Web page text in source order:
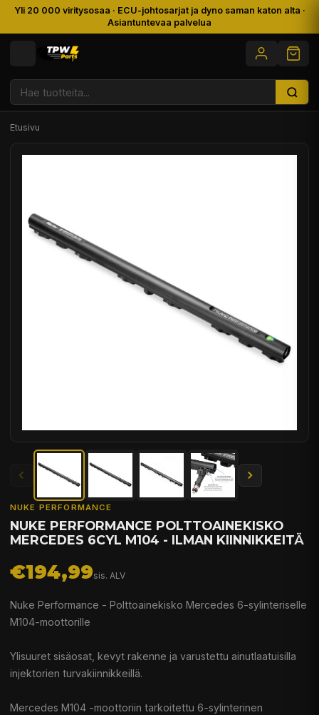
Yli 20 000 viritysosaa · ECU-johtosarjat ja dyno saman katon alta ·
Asiantuntevaa palvelua
Etusivu
NUKE PERFORMANCE
NUKE PERFORMANCE POLTTOAINEKISKO
MERCEDES 6CYL M104 - ILMAN KIINNIKKEITÄ
€194,99sis. ALV
Nuke Performance - Polttoainekisko Mercedes 6-sylinteriselle
M104-moottorille
Ylisuuret sisäosat, kevyt rakenne ja varustettu ainutlaatuisilla
injektorien turvakiinnikkeillä.
Mercedes M104 -moottoriin tarkoitettu 6-sylinterinen